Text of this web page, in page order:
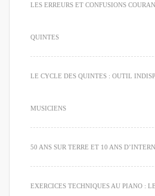
LES ERREURS ET CONFUSIONS
QUINTES
LE CYCLE DES QUINTES : OUTIL
MUSICIENS
50 ANS SUR TERRE ET 10 ANS
EXERCICES TECHNIQUES AU PIANO :